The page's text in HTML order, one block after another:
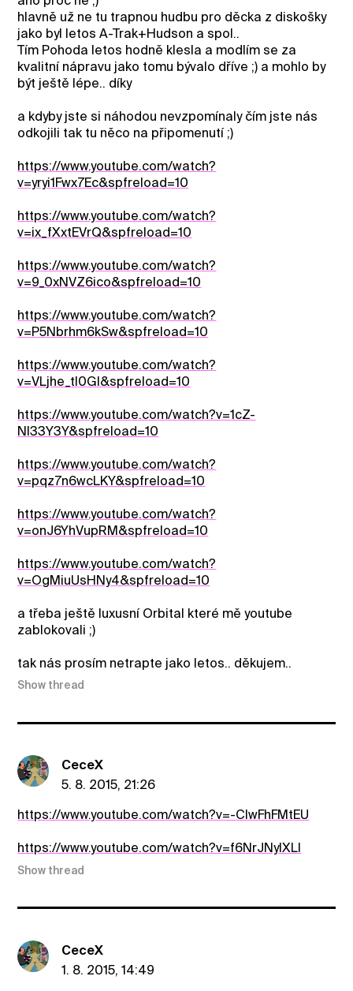
hlavně už ne tu trapnou hudbu pro děcka z diskošky
jako byl letos A-Trak+Hudson a spol..
Tím Pohoda letos hodně klesla a modlím se za
kvalitní nápravu jako tomu bývalo dříve ;) a mohlo by
být ještě lépe.. díky
a kdyby jste si náhodou nevzpomínaly čím jste nás
odkojili tak tu něco na připomenutí ;)
https://www.youtube.com/watch?
v=yryi1Fwx7Ec&spfreload=10
https://www.youtube.com/watch?
v=ix_fXxtEVrQ&spfreload=10
https://www.youtube.com/watch?
v=9_0xNVZ6ico&spfreload=10
https://www.youtube.com/watch?
v=P5Nbrhm6kSw&spfreload=10
https://www.youtube.com/watch?
v=VLjhe_tl0GI&spfreload=10
https://www.youtube.com/watch?v=1cZ-
NI33Y3Y&spfreload=10
https://www.youtube.com/watch?
v=pqz7n6wcLKY&spfreload=10
https://www.youtube.com/watch?
v=onJ6YhVupRM&spfreload=10
https://www.youtube.com/watch?
v=OgMiuUsHNy4&spfreload=10
a třeba ještě luxusní Orbital které mě youtube
zablokovali ;)
tak nás prosím netrapte jako letos.. děkujem..
Show thread
CeceX
5. 8. 2015, 21:26
https://www.youtube.com/watch?v=-CIwFhFMtEU
https://www.youtube.com/watch?v=f6NrJNylXLI
Show thread
CeceX
1. 8. 2015, 14:49